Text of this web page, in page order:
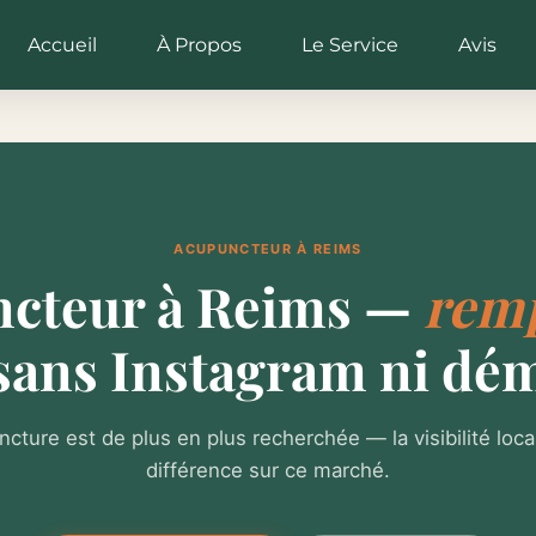
Accueil À Propos Le Service Avis
ACUPUNCTEUR À REIMS
à Reims —
Instagram ni
est de plus en plus recherchée — la visibilité
différence sur ce marché.